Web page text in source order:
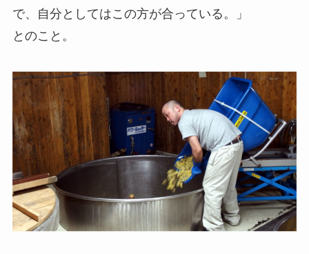
で、自分としてはこの方が合っている。」
とのこと。